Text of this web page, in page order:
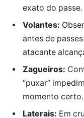
exato do passe.
Volantes:
antes de
atacante
Zagueiros:
“puxar”
momento certo.
Laterais: Em